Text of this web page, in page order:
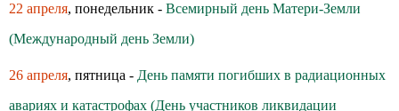
22 апреля, понедельник - Всемирный день Матери-Земли
(Международный день Земли)
26 апреля, пятница - День памяти погибших в радиационных
авариях и катастрофах (День участников ликвидации